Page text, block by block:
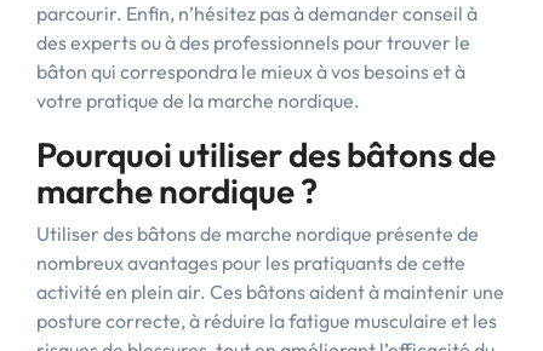
parcourir. Enfin, n’hésitez pas à demander conseil à
des experts ou à des professionnels pour trouver le
bâton qui correspondra le mieux à vos besoins et à
votre pratique de la marche nordique.
Pourquoi utiliser des bâtons de
marche nordique ?
Utiliser des bâtons de marche nordique présente de
nombreux avantages pour les pratiquants de cette
activité en plein air. Ces bâtons aident à maintenir une
posture correcte, à réduire la fatigue musculaire et les